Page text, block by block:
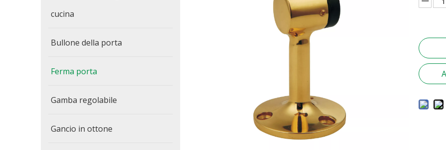
cucina
Bullone della porta
Ferma porta
Gamba regolabile
Gancio in ottone